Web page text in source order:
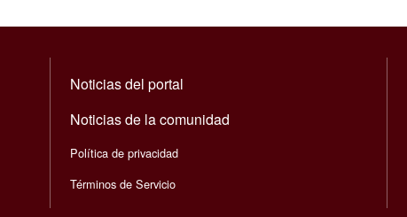
Navegación principal
Noticias del portal
Noticias de la comunidad
Política de privacidad
Términos de Servicio